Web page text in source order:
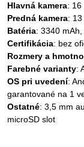
Hlavná kamera: 16
Predná kamera:
Batéria: 3340
Certifikácia: bez
Rozmery a
Farebné varianty:
OS pri uvedení:
garantované na 1
Ostatné: 3,5 mm
microSD slot